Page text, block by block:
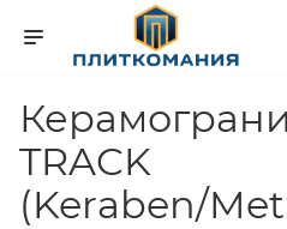
TRACK
(Keraben/